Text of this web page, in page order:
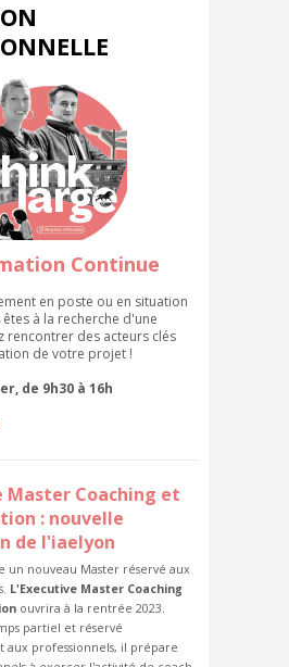
Continue
en poste ou en situation
à la recherche d'une
rencontrer des acteurs clés
de votre projet !
de 9h30 à 16h
Master Coaching et
: nouvelle
de l'iaelyon
un nouveau Master réservé aux
L'Executive Master Coaching
ouvrira à la rentrée 2023.
partiel et réservé
aux professionnels, il prépare